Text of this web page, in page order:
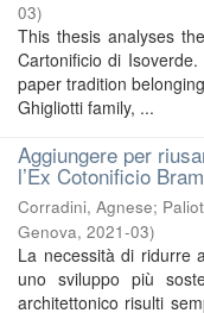
03)
This thesis analyses
Cartonificio di
paper tradition
Ghigliotti family, ...
Aggiungere per
l’Ex Cotonificio
Corradini, Agnese;
Genova, 2021-03)
La necessità di ridurre
uno sviluppo più
architettonico risulti